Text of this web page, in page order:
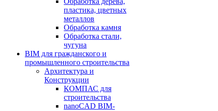
пластика, цветных
металлов
Обработка камня
Обработка стали,
чугуна
BIM для гражданского и
промышленного строительства
Архитектура и
Конструкции
КОМПАС для
строительства
nanoCAD BIM-